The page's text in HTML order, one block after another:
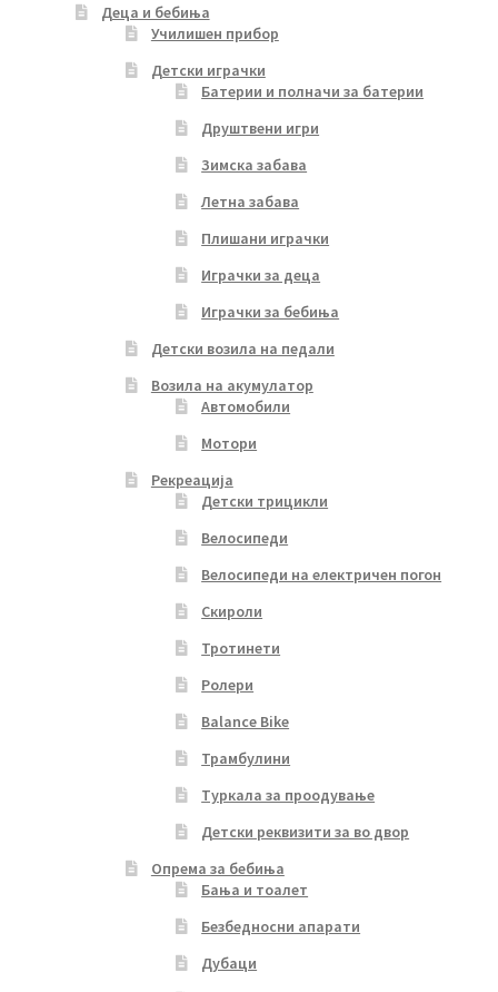
Деца и бебиња
Училишен прибор
Детски играчки
Батерии и полначи за батерии
Друштвени игри
Зимска забава
Летна забава
Плишани играчки
Играчки за деца
Играчки за бебиња
Детски возила на педали
Возила на акумулатор
Автомобили
Мотори
Рекреација
Детски трицикли
Велосипеди
Велосипеди на електричен погон
Скироли
Тротинети
Ролери
Balance Bike
Трамбулини
Туркала за проодување
Детски реквизити за во двор
Опрема за бебиња
Бања и тоалет
Безбедносни апарати
Дубаци